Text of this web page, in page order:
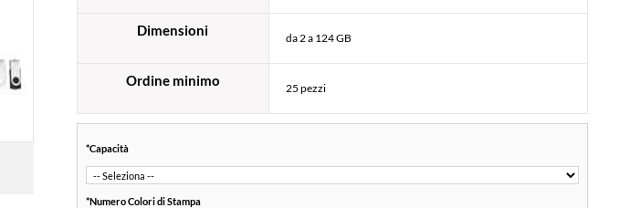
Dimensioni da 2 a 124 GB
Ordine minimo 25 pezzi
*Capacità
*Numero Colori di Stampa